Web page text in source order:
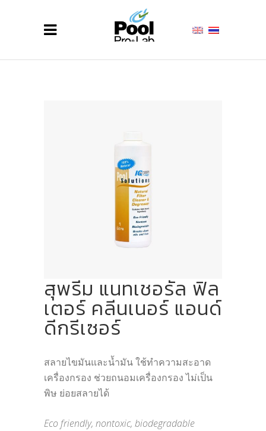
สุพรีม แนทเชอรัล ฟิล
เตอร์ คลีนเนอร์ แอนด์
ดีกรีเซอร์
สลายไขมันและน้ำมัน ใช้ทำความสะอาด
เครื่องกรอง ช่วยถนอมเครื่องกรอง ไม่เป็น
พิษ ย่อยสลายได้
Eco friendly, nontoxic, biodegradable